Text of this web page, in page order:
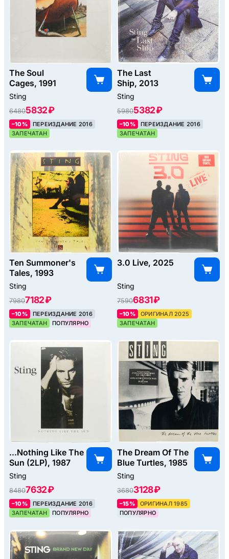
The Soul
Cages, 1991
Sting
64805832 ₽
–10%
ПЕРЕИЗДАНИЕ 2016
ЗАПЕЧАТАН
The Last
Ship, 2013
Sting
59805382 ₽
–10%
ПЕРЕИЗДАНИЕ 2016
ЗАПЕЧАТАН
Ten Summoner's
Tales, 1993
Sting
79807182 ₽
–10%
ПЕРЕИЗДАНИЕ 2016
ЗАПЕЧАТАН
ПОПУЛЯРНО
3.0 Live, 2025
Sting
75906831 ₽
–10%
ОРИГИНАЛ 2025
ЗАПЕЧАТАН
...Nothing Like The
Sun (2LP), 1987
Sting
84807632 ₽
–10%
ПЕРЕИЗДАНИЕ 2016
ЗАПЕЧАТАН
ПОПУЛЯРНО
The Dream Of The
Blue Turtles, 1985
Sting
36803128 ₽
–15%
ОРИГИНАЛ 1985
ПОПУЛЯРНО